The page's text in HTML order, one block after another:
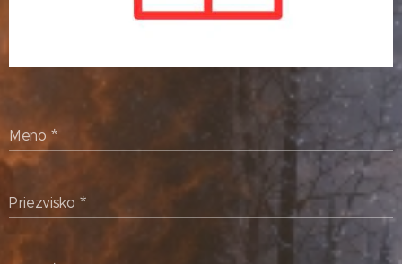
Meno
Priezvisko